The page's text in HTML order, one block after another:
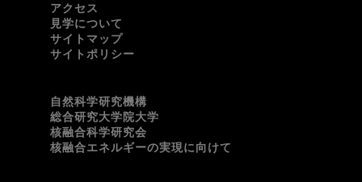
アクセス
見学について
サイトマップ
サイトポリシー
自然科学研究機構
総合研究大学院大学
核融合科学研究会
核融合エネルギーの実現に向けて